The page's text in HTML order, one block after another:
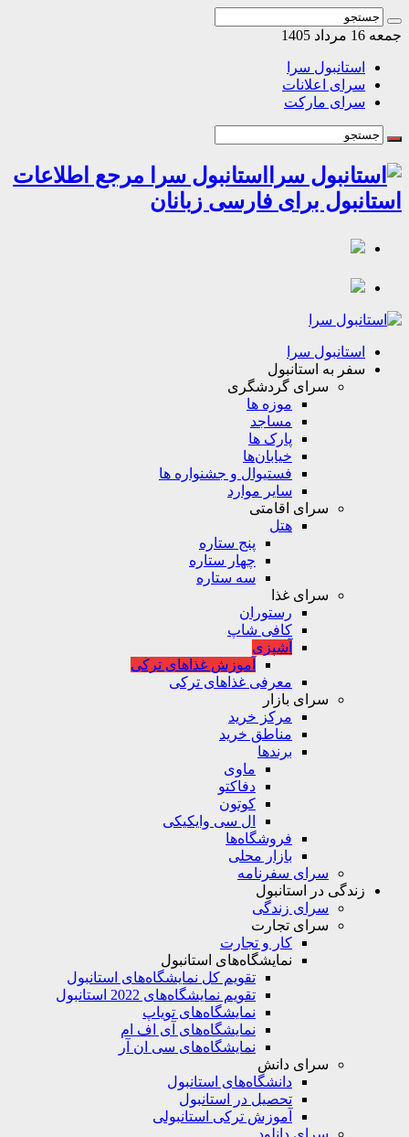
1405
استانبول سرا
سرای اعلانات
سرای مارکت
استانبول سرا مرجع اطلاعات
برای فارسی زبانان
استانبول سرا
سفر به استانبول
سرای گردشگری
موزه ها
مساجد
پارک ها
خیابان‌ها
فستیوال و جشنواره ها
سایر موارد
سرای اقامتی
هتل
پنج ستاره
چهار ستاره
سه ستاره
سرای غذا
رستوران
کافی شاپ
آشپزی
آموزش غذاهای ترکی
معرفی غذاهای ترکی
سرای بازار
مرکز خرید
مناطق خرید
برندها
ماوی
دفاکتو
کوتون
ال سی وایکیکی
فروشگاه‌ها
بازار محلی
سرای سفرنامه
زندگی در استانبول
سرای زندگی
سرای تجارت
کار و تجارت
نمایشگاه‌های استانبول
تقویم کل نمایشگاه‌های استانبول
تقویم نمایشگاه‌های 2022 استانبول
نمایشگاه‌های تویاپ
نمایشگاه‌های آی اف ام
نمایشگاه‌های سی ان آر
سرای دانش
دانشگاه‌های استانبول
تحصیل در استانبول
آموزش ترکی استانبولی
سرای دانلود